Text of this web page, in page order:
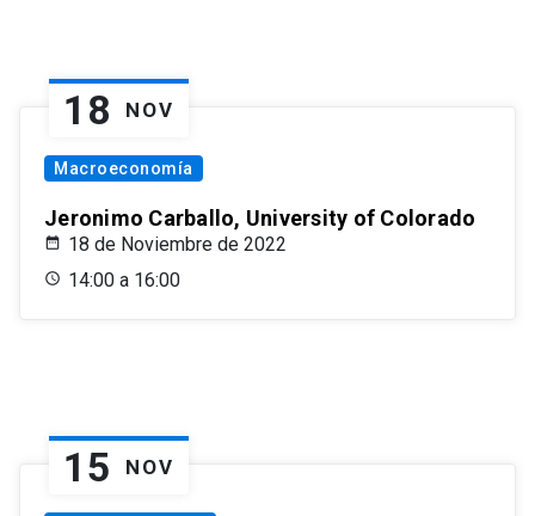
18 NOV
Macroeconomía
Jeronimo Carballo, University of Colorado
18 de Noviembre de 2022
14:00 a 16:00
15 NOV